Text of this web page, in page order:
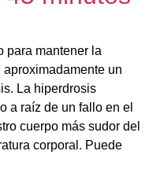
para mantener la
un
La hiperdrosis
a raíz de un fallo en el
cuerpo más sudor del
corporal. Puede